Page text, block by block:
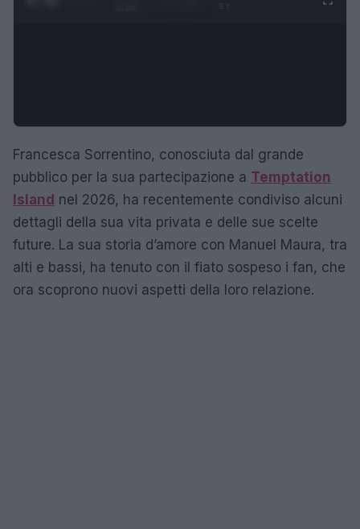
Francesca Sorrentino, conosciuta dal grande
pubblico per la sua partecipazione a Temptation
Island nel 2026, ha recentemente condiviso alcuni
dettagli della sua vita privata e delle sue scelte
future. La sua storia d’amore con Manuel Maura, tra
alti e bassi, ha tenuto con il fiato sospeso i fan, che
ora scoprono nuovi aspetti della loro relazione.